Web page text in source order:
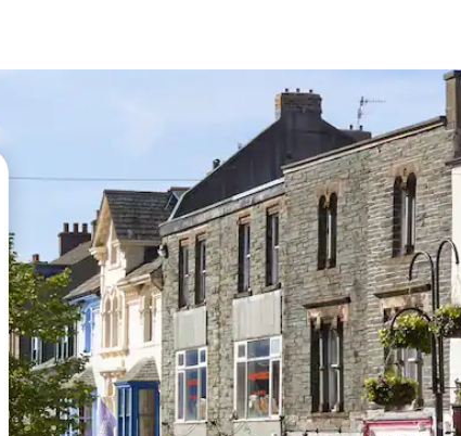
shigjetave lart e poshtë ose eksploro duke prekur ose duke